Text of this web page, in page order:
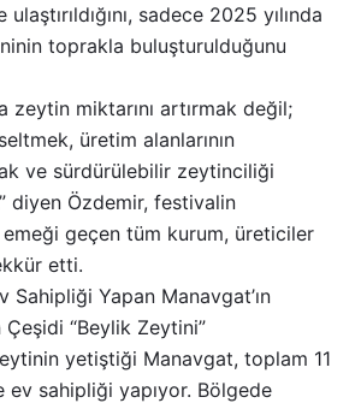
sadece 2025 yılında
toprakla buluşturulduğunu
zeytin miktarını artırmak değil;
üretim alanlarının
ve sürdürülebilir zeytinciliği
diyen Özdemir, festivalin
geçen tüm kurum, üreticiler
etti.
Sahipliği Yapan Manavgat’ın
“Beylik Zeytini”
yetiştiği Manavgat, toplam 11
ev sahipliği yapıyor. Bölgede